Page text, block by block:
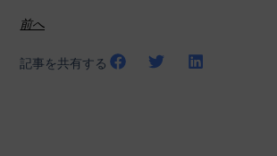
前へ
記事を共有する